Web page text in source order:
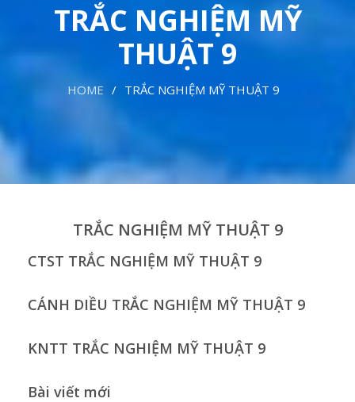
TRẮC NGHIỆM MỸ
THUẬT 9
HOME TRẮC NGHIỆM MỸ THUẬT 9
TRẮC NGHIỆM MỸ THUẬT 9
CTST TRẮC NGHIỆM MỸ THUẬT 9
CÁNH DIỀU TRẮC NGHIỆM MỸ THUẬT 9
KNTT TRẮC NGHIỆM MỸ THUẬT 9
Bài viết mới